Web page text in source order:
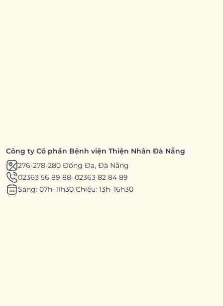
Công ty Cổ phần Bệnh viện Thiện Nhân Đà Nẵng
276-278-280 Đống Đa, Đà Nẵng
02363 56 89 88–02363 82 84 89
Sáng: 07h–11h30 Chiều: 13h–16h30